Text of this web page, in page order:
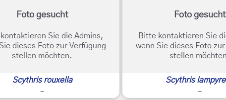
Foto gesucht
Sie die Admins,
dieses Foto zur Verfügung
stellen möchten.
Scythris rouxella
-
Foto gesucht
Bitte kontaktieren Sie
wenn Sie dieses Foto
stellen
Scythris
-